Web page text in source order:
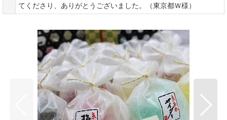
てくださり、ありがとうございました。（東京都Ｗ様）